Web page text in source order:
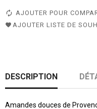
AJOUTER POUR
AJOUTER LISTE DE
DESCRIPTION
Amandes douces de